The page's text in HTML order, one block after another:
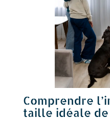
Comprendre
taille idéale